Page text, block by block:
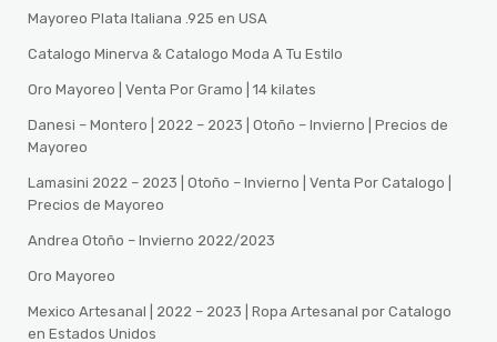
Mayoreo Plata Italiana .925 en USA
Catalogo Minerva & Catalogo Moda A Tu Estilo
Oro Mayoreo | Venta Por Gramo | 14 kilates
Danesi – Montero | 2022 – 2023 | Otoño – Invierno | Precios de
Mayoreo
Lamasini 2022 – 2023 | Otoño – Invierno | Venta Por Catalogo |
Precios de Mayoreo
Andrea Otoño – Invierno 2022/2023
Oro Mayoreo
Mexico Artesanal | 2022 – 2023 | Ropa Artesanal por Catalogo
en Estados Unidos